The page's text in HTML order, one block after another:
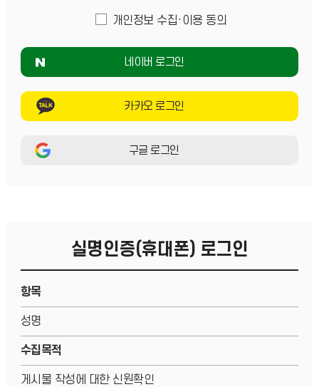
개인정보 수집·이용 동의
네이버 로그인
카카오 로그인
구글 로그인
실명인증(휴대폰) 로그인
항목
성명
수집목적
게시물 작성에 대한 신원확인